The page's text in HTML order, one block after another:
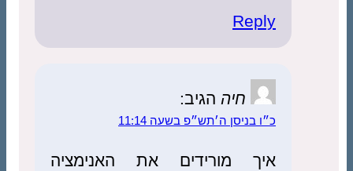
Reply
חיה הגיב:
כ״ו בניסן ה׳תש״פ בשעה 11:14
איך מורידים את האנימציה